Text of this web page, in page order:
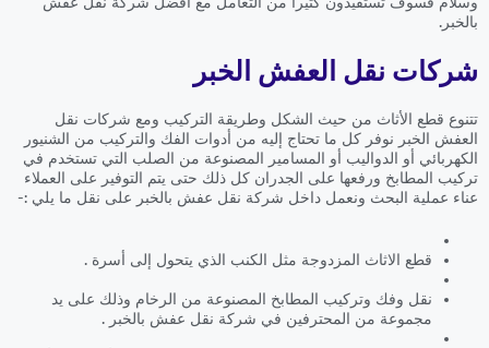
بالخبر.
شركات نقل العفش الخبر
تتنوع قطع الأثاث من حيث الشكل وطريقة التركيب ومع شركات نقل
العفش الخبر نوفر كل ما تحتاج إليه من أدوات الفك والتركيب من الشنيور
الكهربائي أو الدواليب أو المسامير المصنوعة من الصلب التي تستخدم في
تركيب المطابخ ورفعها على الجدران كل ذلك حتى يتم التوفير على العملاء
عناء عملية البحث ونعمل داخل شركة نقل عفش بالخبر على نقل ما يلي :-
قطع الاثاث المزدوجة مثل الكنب الذي يتحول إلى أسرة .
نقل وفك وتركيب المطابخ المصنوعة من الرخام وذلك على يد
مجموعة من المحترفين في شركة نقل عفش بالخبر .